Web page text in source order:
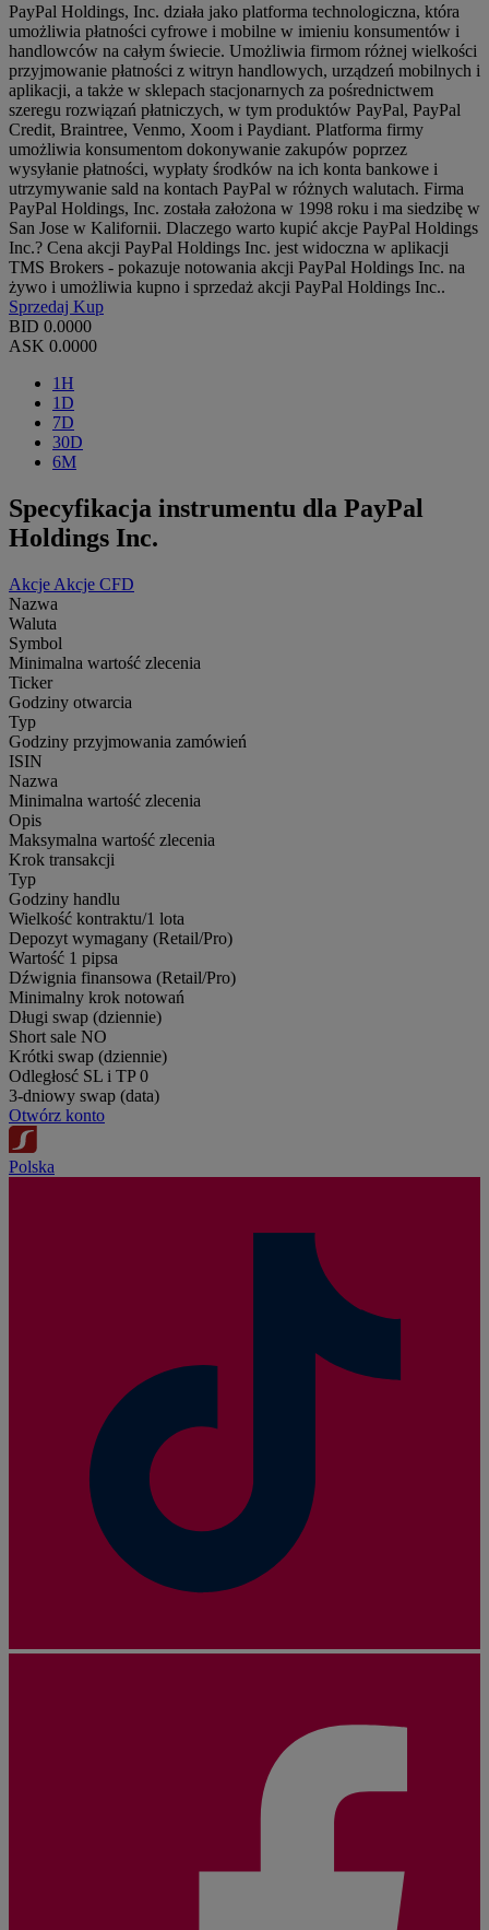
PayPal Holdings, Inc. działa jako platforma technologiczna, która
umożliwia płatności cyfrowe i mobilne w imieniu konsumentów i
handlowców na całym świecie. Umożliwia firmom różnej wielkości
przyjmowanie płatności z witryn handlowych, urządzeń mobilnych i
aplikacji, a także w sklepach stacjonarnych za pośrednictwem
szeregu rozwiązań płatniczych, w tym produktów PayPal, PayPal
Credit, Braintree, Venmo, Xoom i Paydiant. Platforma firmy
umożliwia konsumentom dokonywanie zakupów poprzez
wysyłanie płatności, wypłaty środków na ich konta bankowe i
utrzymywanie sald na kontach PayPal w różnych walutach. Firma
PayPal Holdings, Inc. została założona w 1998 roku i ma siedzibę w
San Jose w Kalifornii. Dlaczego warto kupić akcje PayPal Holdings
Inc.? Cena akcji PayPal Holdings Inc. jest widoczna w aplikacji
TMS Brokers - pokazuje notowania akcji PayPal Holdings Inc. na
żywo i umożliwia kupno i sprzedaż akcji PayPal Holdings Inc..
Sprzedaj Kup
BID 0.0000
ASK 0.0000
1H
1D
7D
30D
6M
Specyfikacja instrumentu dla PayPal
Holdings Inc.
Akcje Akcje CFD
Nazwa
Waluta
Symbol
Minimalna wartość zlecenia
Ticker
Godziny otwarcia
Typ
Godziny przyjmowania zamówień
ISIN
Nazwa
Minimalna wartość zlecenia
Opis
Maksymalna wartość zlecenia
Krok transakcji
Typ
Godziny handlu
Wielkość kontraktu/1 lota
Depozyt wymagany (Retail/Pro)
Wartość 1 pipsa
Dźwignia finansowa (Retail/Pro)
Minimalny krok notowań
Długi swap (dziennie)
Short sale NO
Krótki swap (dziennie)
Odległosć SL i TP 0
3-dniowy swap (data)
Otwórz konto
Polska